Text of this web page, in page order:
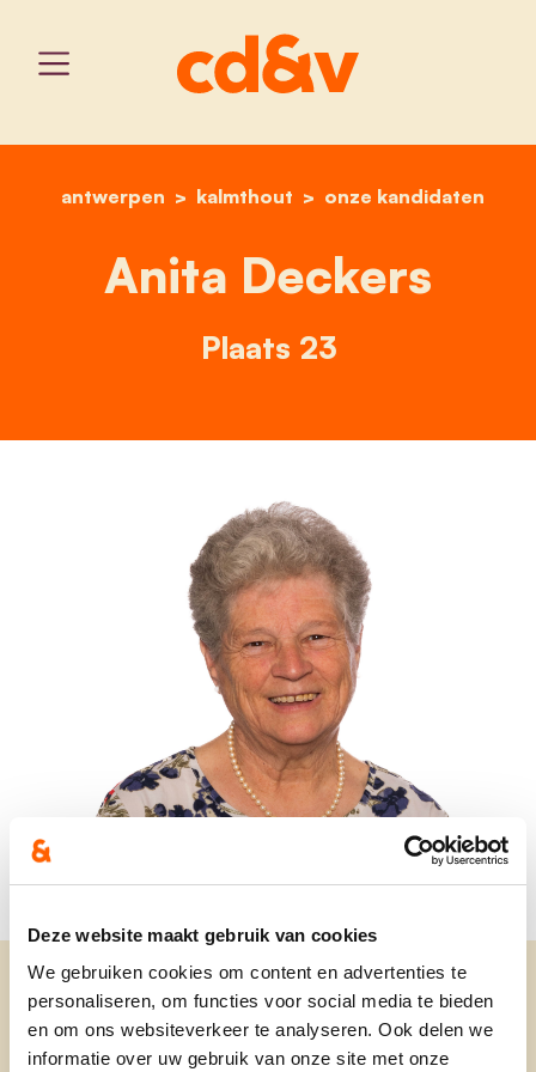
Deze website maakt gebruik van cookies
We gebruiken cookies om content en advertenties te
personaliseren, om functies voor social media te bieden
en om ons websiteverkeer te analyseren. Ook delen we
informatie over uw gebruik van onze site met onze
home
antwerpen kalmthout onze kandidaten
anita deckers
Anita Deckers
Plaats 23